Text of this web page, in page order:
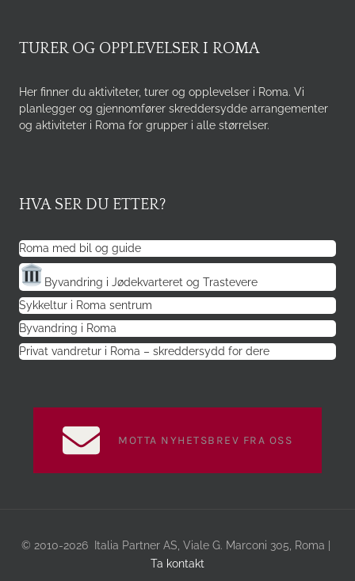
TURER OG OPPLEVELSER I ROMA
Her finner du aktiviteter, turer og opplevelser i Roma. Vi
planlegger og gjennomfører skreddersydde arrangementer
og aktiviteter i Roma for grupper i alle størrelser.
HVA SER DU ETTER?
Roma med bil og guide
Byvandring i Jødekvarteret og Trastevere
Sykkeltur i Roma sentrum
Byvandring i Roma
Privat vandretur i Roma – skreddersydd for dere
MOTTA NYHETSBREV FRA OSS
© 2010-2026 Italia Partner AS, Viale G. Marconi 305, Roma |
Ta kontakt